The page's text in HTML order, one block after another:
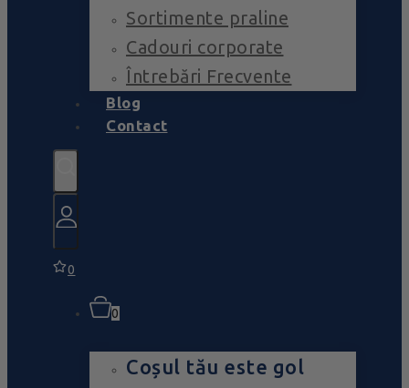
Sortimente praline
Cadouri corporate
Întrebări Frecvente
Blog
Contact
0
0
Coșul tău este gol